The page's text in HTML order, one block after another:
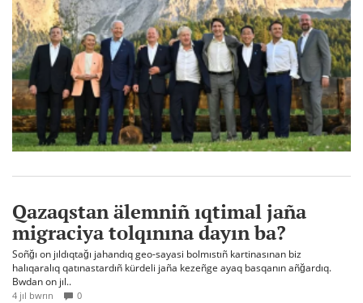
Qazaqstan älemniñ ıqtimal jaña
migraciya tolqınına dayın ba?
Soñğı on jıldıqtağı jahandıq geo-sayasi bolmıstıñ kartinasınan biz
halıqaralıq qatınastardıñ kürdeli jaña kezeñge ayaq basqanın añğardıq.
Bwdan on jıl..
4 jıl bwrın 0